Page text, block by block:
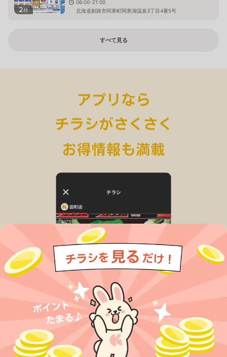
2枚
06:00-21:00
北海道釧路市阿寒町阿寒湖温泉3丁目4番5号
すべて見る